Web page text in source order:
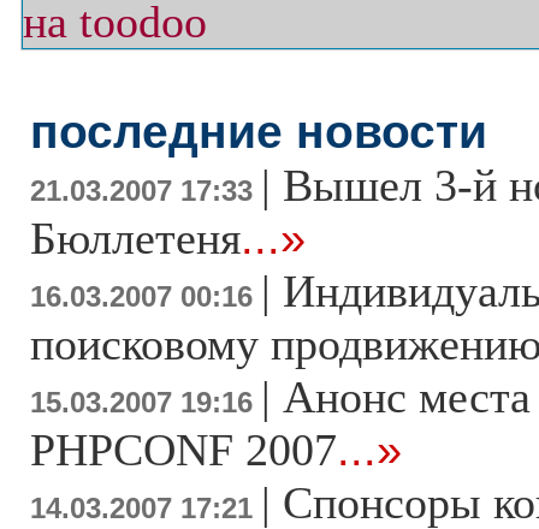
последние новости
21.03.2007 17:33 | Вышел 3-й
Бюллетеня...»
16.03.2007 00:16 |
поисковому
15.03.2007 19:16 | Анонс
PHPCONF 2007...»
14.03.2007 17:21 | Спонсоры